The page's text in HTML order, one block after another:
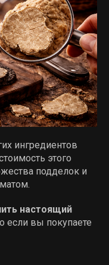
ингредиентов
этого
подделок и
настоящий
если вы покупаете